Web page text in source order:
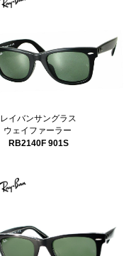
レイバンサングラス
ウェイファーラー
RB2140F 901S